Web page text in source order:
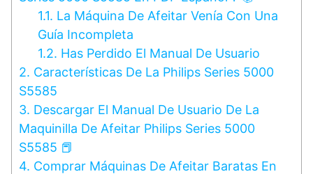
1.1. La Máquina De Afeitar Venía Con Una
Guía Incompleta
1.2. Has Perdido El Manual De Usuario
2. Características De La Philips Series 5000
S5585
3. Descargar El Manual De Usuario De La
Maquinilla De Afeitar Philips Series 5000
S5585 📕
4. Comprar Máquinas De Afeitar Baratas En